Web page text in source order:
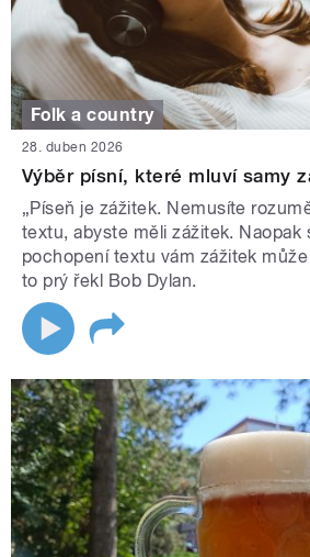
Folk a country
28. duben 2026
Výběr písní, které mluví samy
„Píseň je zážitek. Nemusíte
textu, abyste měli zážitek. Naopak
pochopení textu vám zážitek může
to prý řekl Bob Dylan.